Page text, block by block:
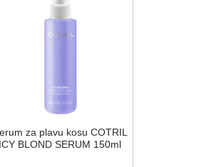
za plavu kosu COTRIL
ICY BLOND SERUM 150ml